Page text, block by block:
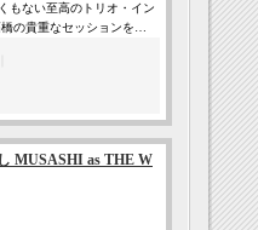
もない至高のトリオ・イン
の貴重なセッションを…
MUSASHI as THE W